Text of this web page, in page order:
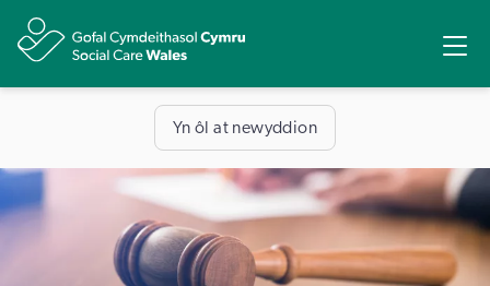
Yn ôl at newyddion